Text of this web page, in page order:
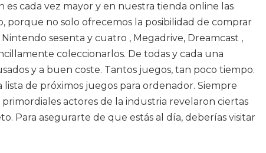
es cada vez mayor y en nuestra tienda online las
porque no solo ofrecemos la posibilidad de comprar
sesenta y cuatro , Megadrive, Dreamcast ,
coleccionarlos. De todas y cada una
y a buen coste. Tantos juegos, tan poco tiempo.
de próximos juegos para ordenador. Siempre
actores de la industria revelaron ciertas
Para asegurarte de que estás al día, deberías visitar